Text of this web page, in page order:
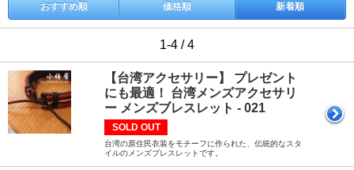
おすすめ順 価格順 新着順
1-4 / 4
【台湾アクセサリー】 プレゼント
にも最適！ 台湾メンズアクセサリ
ー メンズブレスレット - 021
SOLD OUT
台湾の原住民衣装をモチーフに作られた、伝統的なスタ
イルのメンズブレスレットです。